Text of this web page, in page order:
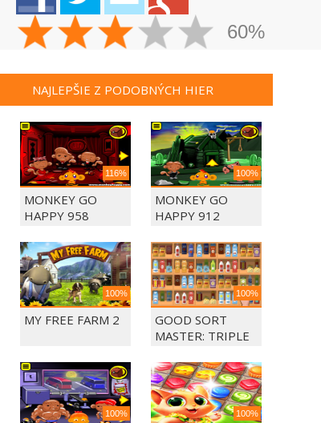
60%
NAJLEPŠIE Z PODOBNÝCH HIER
116%
MONKEY GO
HAPPY 958
100%
MONKEY GO
HAPPY 912
100%
MY FREE FARM 2
100%
GOOD SORT
MASTER: TRIPLE
100% 100%